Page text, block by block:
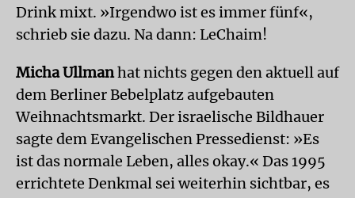
Drink mixt. »Irgendwo ist es immer fünf«,
schrieb sie dazu. Na dann: LeChaim!
Micha Ullmanhat nichts gegen den aktuell auf
dem Berliner Bebelplatz aufgebauten
Weihnachtsmarkt. Der israelische Bildhauer
sagte dem Evangelischen Pressedienst: »Es
ist das normale Leben, alles okay.« Das 1995
errichtete Denkmal sei weiterhin sichtbar, es